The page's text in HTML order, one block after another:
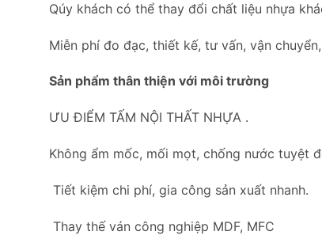
Qúy khách có thể thay đổi chất liệu nhựa
Miễn phí đo đạc, thiết kế, tư vấn, vận
Sản phẩm thân thiện với môi trường
ƯU ĐIỂM TẤM NỘI THẤT NHỰA .
Không ẩm mốc, mối mọt, chống nước tuyệt
Tiết kiệm chi phí, gia công sản xuất nhanh.
Thay thế ván công nghiệp MDF, MFC